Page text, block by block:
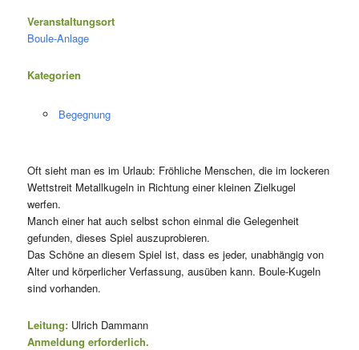
Veranstaltungsort
Boule-Anlage
Kategorien
Begegnung
Oft sieht man es im Urlaub: Fröhliche Menschen, die im lockeren
Wettstreit Metallkugeln in Richtung einer kleinen Zielkugel
werfen.
Manch einer hat auch selbst schon einmal die Gelegenheit
gefunden, dieses Spiel auszuprobieren.
Das Schöne an diesem Spiel ist, dass es jeder, unabhängig von
Alter und körperlicher Verfassung, ausüben kann. Boule-Kugeln
sind vorhanden.
Leitung: Ulrich Dammann
Anmeldung erforderlich.